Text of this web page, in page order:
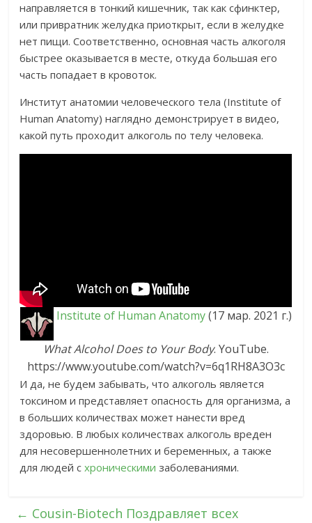
направляется в тонкий кишечник, так как сфинктер,
или привратник желудка приоткрыт, если в желудке
нет пищи. Соответственно, основная часть алкоголя
быстрее оказывается в месте, откуда большая его
часть попадает в кровоток.
Институт анатомии человеческого тела (Institute of
Human Anatomy) наглядно демонстрирует в видео,
какой путь проходит алкоголь по телу человека.
Institute of Human Anatomy(17 мар. 2021 г.)
What Alcohol Does to Your Body. YouTube.
https://www.youtube.com/watch?v=6q1RH8A3O3c
И да, не будем забывать, что алкоголь является
токсином и представляет опасность для организма, а
в больших количествах может нанести вред
здоровью. В любых количествах алкоголь вреден
для несовершеннолетних и беременных, а также
для людей схроническимизаболеваниями.
← Cousin-Biotech Поздравляет всех